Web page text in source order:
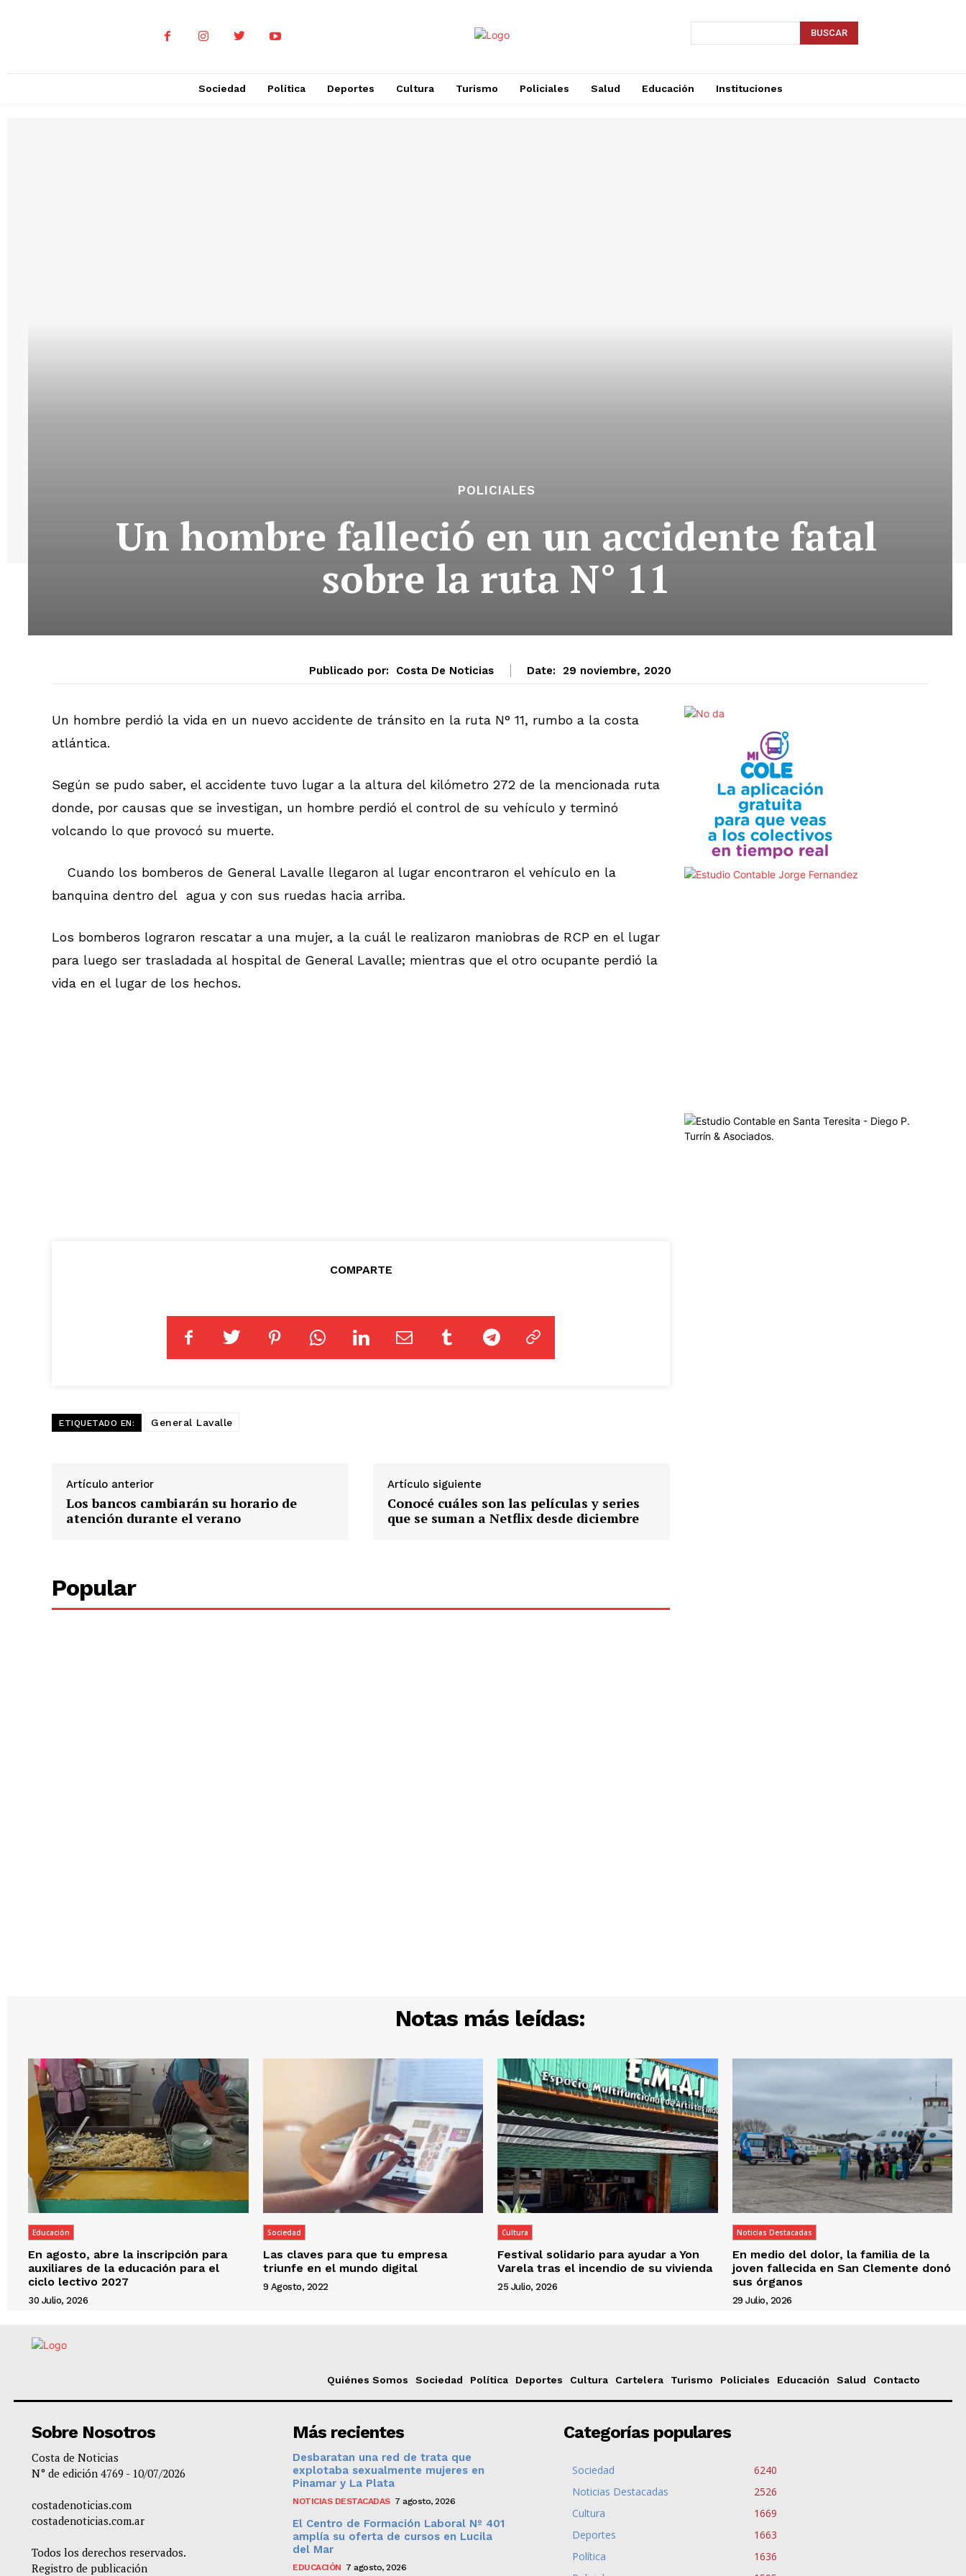
BUSCAR
Sociedad Política Deportes Cultura Turismo Policiales Salud Educación Instituciones
POLICIALES
Un hombre falleció en un accidente fatal
sobre la ruta N° 11
Publicado por: Costa De Noticias Date: 29 noviembre, 2020
Un hombre perdió la vida en un nuevo accidente de tránsito en la ruta N° 11, rumbo a la costa
atlántica.
Según se pudo saber, el accidente tuvo lugar a la altura del kilómetro 272 de la mencionada ruta
donde, por causas que se investigan, un hombre perdió el control de su vehículo y terminó
volcando lo que provocó su muerte.
Cuando los bomberos de General Lavalle llegaron al lugar encontraron el vehículo en la
banquina dentro del agua y con sus ruedas hacia arriba.
Los bomberos lograron rescatar a una mujer, a la cuál le realizaron maniobras de RCP en el lugar
para luego ser trasladada al hospital de General Lavalle; mientras que el otro ocupante perdió la
vida en el lugar de los hechos.
COMPARTE
ETIQUETADO EN: General Lavalle
Artículo anterior
Los bancos cambiarán su horario de
atención durante el verano
Artículo siguiente
Conocé cuáles son las películas y series
que se suman a Netflix desde diciembre
Popular
Notas más leídas:
Educación
En agosto, abre la inscripción para
auxiliares de la educación para el
ciclo lectivo 2027
30 Julio, 2026
Sociedad
Las claves para que tu empresa
triunfe en el mundo digital
9 Agosto, 2022
Cultura
Festival solidario para ayudar a Yon
Varela tras el incendio de su vivienda
25 Julio, 2026
Noticias Destacadas
En medio del dolor, la familia de la
joven fallecida en San Clemente donó
sus órganos
29 Julio, 2026
Quiénes Somos Sociedad Política Deportes Cultura Cartelera Turismo Policiales Educación Salud Contacto
Sobre Nosotros
Costa de Noticias
N° de edición 4769 - 10/07/2026
costadenoticias.com
costadenoticias.com.ar
Todos los derechos reservados.
Registro de publicación
Más recientes
Desbaratan una red de trata que
explotaba sexualmente mujeres en
Pinamar y La Plata
NOTICIAS DESTACADAS 7 agosto, 2026
El Centro de Formación Laboral Nº 401
amplía su oferta de cursos en Lucila
del Mar
EDUCACIÓN 7 agosto, 2026
Categorías populares
Sociedad
6240
Noticias Destacadas
2526
Cultura
1669
Deportes
1663
Política
1636